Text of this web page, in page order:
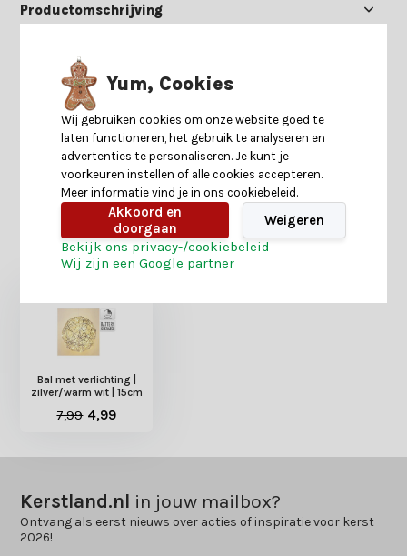
Productomschrijving
Specificaties
Reviews
Heb je nog interesse in deze recent bekeken
producten?
Bal met verlichting |
zilver/warm wit | 15cm
7,99 4,99
Kerstland.nl in jouw mailbox?
Ontvang als eerst nieuws over acties of inspiratie voor kerst
2026!
Yum, Cookies
Wij gebruiken cookies om onze website goed te
laten functioneren, het gebruik te analyseren en
advertenties te personaliseren. Je kunt je
voorkeuren instellen of alle cookies accepteren.
Meer informatie vind je in ons cookiebeleid.
Akkoord en
doorgaan
Weigeren
Bekijk ons privacy-/cookiebeleid
Wij zijn een Google partner